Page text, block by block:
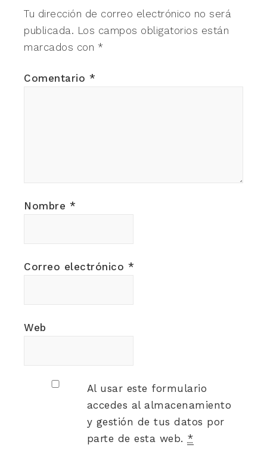
Tu dirección de correo electrónico no será
publicada. Los campos obligatorios están
marcados con *
Comentario *
Nombre *
Correo electrónico *
Web
Al usar este formulario
accedes al almacenamiento
y gestión de tus datos por
parte de esta web. *